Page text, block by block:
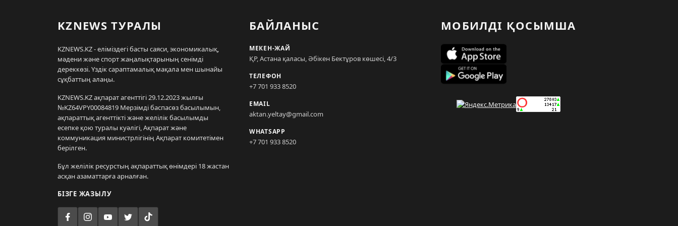
KZNEWS ТУРАЛЫ
KZNEWS.KZ - еліміздегі басты саяси, экономикалық,
мәдени және спорт жаңалықтарының сенімді
дереккөзі. Үздік сараптамалық мақала мен шынайы
сұқбаттың алаңы.
KZNEWS.KZ ақпарат агенттігі 29.12.2023 жылғы
№KZ64VPY00084819 Мерзімді баспасөз басылымын,
ақпараттық агенттікті және желілік басылымды
есепке қою туралы куәлігі, Ақпарат және
коммуникация министрлігінің Ақпарат комитетімен
берілген.
Бұл желілік ресурстың ақпараттық өнімдері 18 жастан
асқан азаматтарға арналған.
БІЗГЕ ЖАЗЫЛУ
БАЙЛАНЫС
МЕКЕН-ЖАЙ
ҚР, Астана қаласы, Әбікен Бектұров көшесі, 4/3
ТЕЛЕФОН
+7 701 933 8520
EMAIL
aktan.yeltay@gmail.com
WHATSAPP
+7 701 933 8520
МОБИЛДІ ҚОСЫМША